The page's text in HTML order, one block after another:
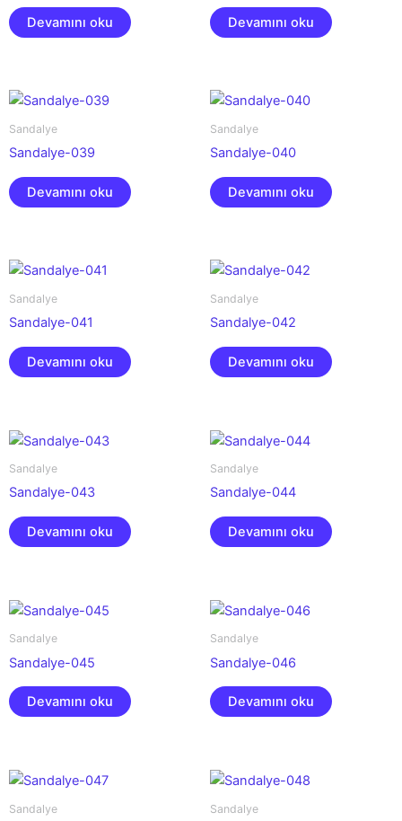
Devamını oku Devamını oku
Sandalye
Sandalye-039
Devamını oku
Sandalye
Sandalye-040
Devamını oku
Sandalye
Sandalye-041
Devamını oku
Sandalye
Sandalye-042
Devamını oku
Sandalye
Sandalye-043
Devamını oku
Sandalye
Sandalye-044
Devamını oku
Sandalye
Sandalye-045
Devamını oku
Sandalye
Sandalye-046
Devamını oku
Sandalye Sandalye